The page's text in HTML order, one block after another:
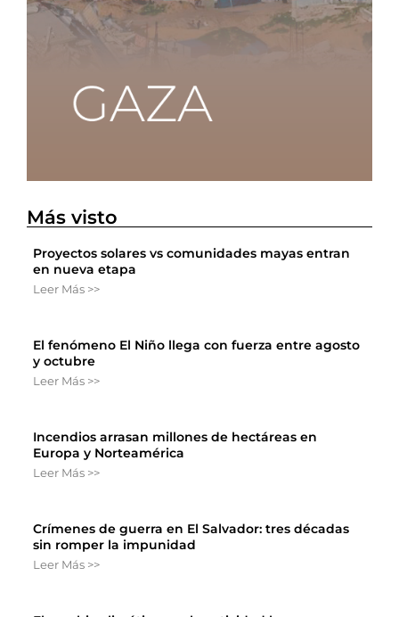
Más visto
Proyectos solares vs comunidades mayas entran
en nueva etapa
Leer Más >>
El fenómeno El Niño llega con fuerza entre agosto
y octubre
Leer Más >>
Incendios arrasan millones de hectáreas en
Europa y Norteamérica
Leer Más >>
Crímenes de guerra en El Salvador: tres décadas
sin romper la impunidad
Leer Más >>